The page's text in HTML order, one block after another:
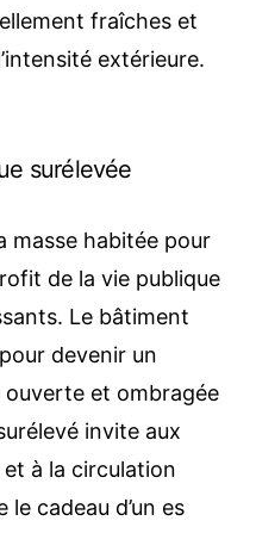
fraîches et
extérieure.
surélevée
masse habitée pour
de la vie publique
Le bâtiment
devenir un
et ombragée
invite aux
à la circulation
cadeau d’un es